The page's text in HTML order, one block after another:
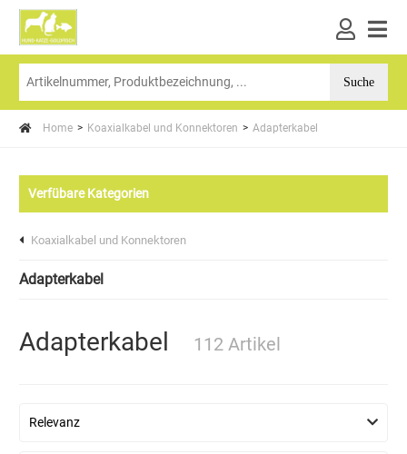
Home Koaxialkabel und Konnektoren Adapterkabel
Verfübare Kategorien
Koaxialkabel und Konnektoren
Adapterkabel
Adapterkabel 112 Artikel